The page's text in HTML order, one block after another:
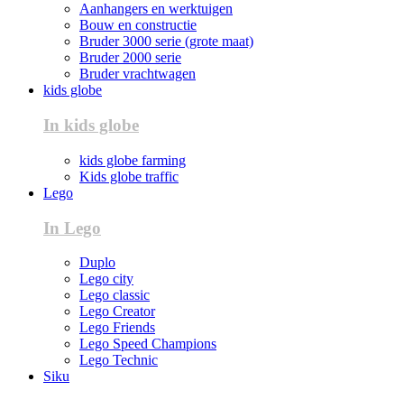
Aanhangers en werktuigen
Bouw en constructie
Bruder 3000 serie (grote maat)
Bruder 2000 serie
Bruder vrachtwagen
kids globe
In kids globe
kids globe farming
Kids globe traffic
Lego
In Lego
Duplo
Lego city
Lego classic
Lego Creator
Lego Friends
Lego Speed Champions
Lego Technic
Siku